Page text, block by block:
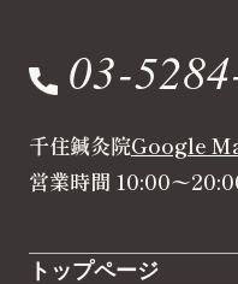
03-
千住鍼灸院
営業時間 10:00〜
Google
トップページ